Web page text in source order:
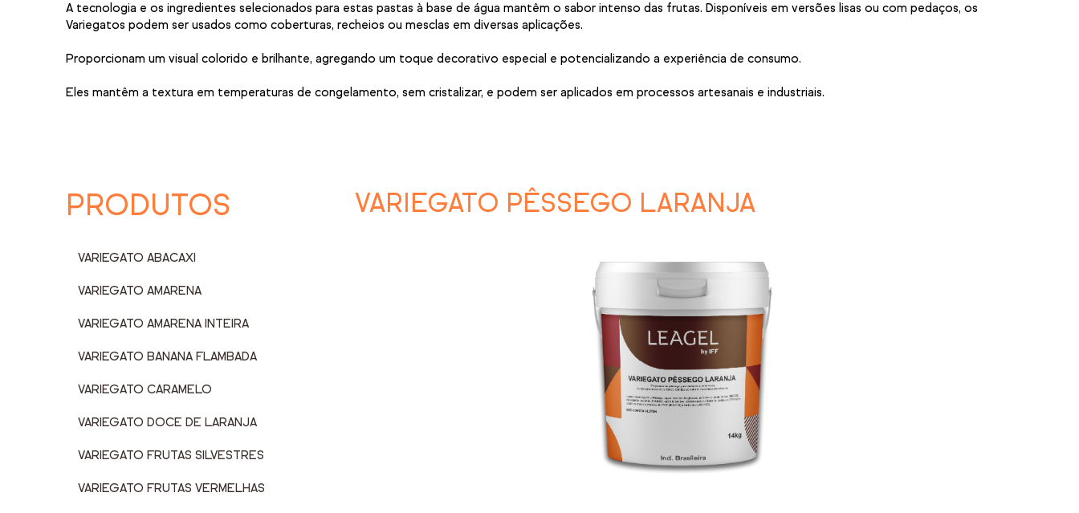
A tecnologia e os ingredientes selecionados para estas pastas à base de água mantêm o sabor intenso das frutas. Disponíveis em versões lisas ou com pedaços, os
Variegatos podem ser usados como coberturas, recheios ou mesclas em diversas aplicações.
Proporcionam um visual colorido e brilhante, agregando um toque decorativo especial e potencializando a experiência de consumo.
Eles mantêm a textura em temperaturas de congelamento, sem cristalizar, e podem ser aplicados em processos artesanais e industriais.
PRODUTOS
VARIEGATO ABACAXI
VARIEGATO AMARENA
VARIEGATO AMARENA INTEIRA
VARIEGATO BANANA FLAMBADA
VARIEGATO CARAMELO
VARIEGATO DOCE DE LARANJA
VARIEGATO FRUTAS SILVESTRES
VARIEGATO FRUTAS VERMELHAS
VARIEGATO PÊSSEGO LARANJA